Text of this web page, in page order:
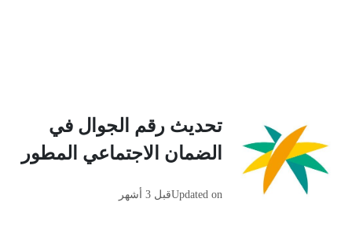
تحديث رقم الجوال في
الضمان الاجتماعي المطور
Updated onقبل 3 أشهر